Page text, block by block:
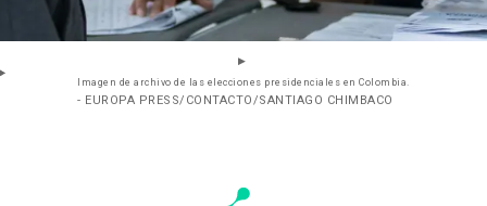
Imagen de archivo de las elecciones presidenciales en Colombia.
- EUROPA PRESS/CONTACTO/SANTIAGO CHIMBACO